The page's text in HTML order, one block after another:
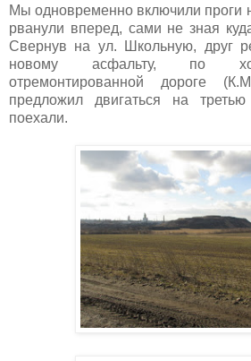
Мы одновременно включили проги
рванули вперед, сами не зная
Свернув на ул. Школьную, друг
новому асфальту, по
отремонтированной дороге
предложил двигаться на
поехали.